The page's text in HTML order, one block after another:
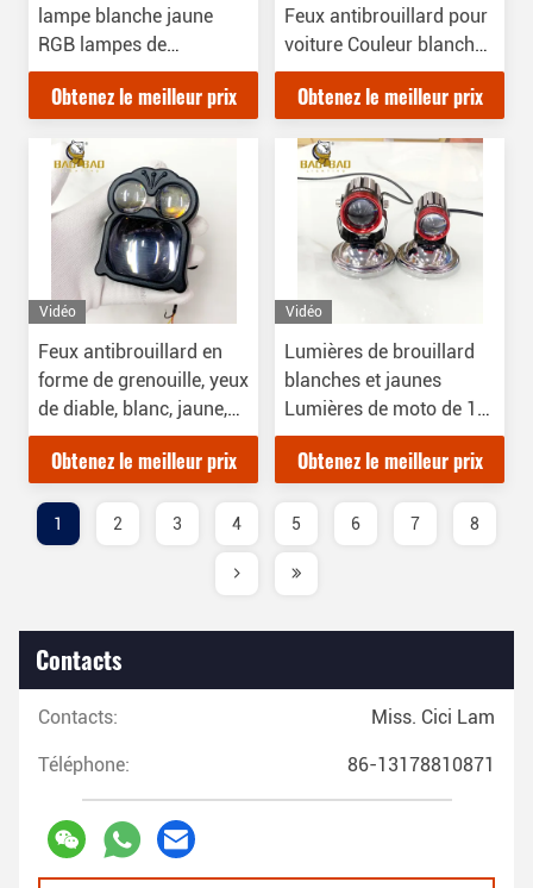
lampe blanche jaune
RGB lampes de
brouillard pour motos
Obtenez le meilleur prix
Feux antibrouillard pour
voiture Couleur blanche
70W Étanche
Obtenez le meilleur prix
Vidéo
Feux antibrouillard en
forme de grenouille, yeux
de diable, blanc, jaune,
lumières, feux
antibrouillard,
de moto
Obtenez le meilleur prix
Vidéo
Lumières de brouillard
blanches et jaunes
Lumières de moto de 12
à 80 V BB2514
Obtenez le meilleur prix
1 2 3 4 5 6 7 8
Contacts
Contacts: Miss. Cici Lam
Téléphone: 86-13178810871